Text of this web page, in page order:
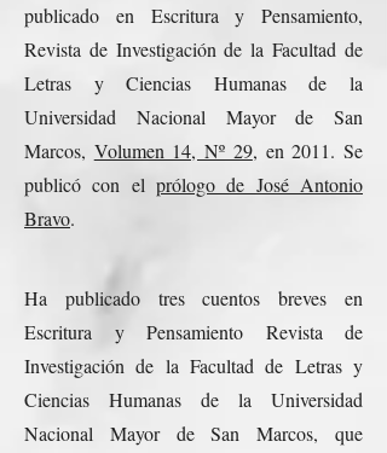
publicado en Escritura y Pensamiento,
Revista de Investigación de la Facultad de
Letras y Ciencias Humanas de la
Universidad Nacional Mayor de San
Marcos, Volumen 14, Nº 29, en 2011. Se
publicó con el prólogo de José Antonio
Bravo.
Ha publicado tres cuentos breves en
Escritura y Pensamiento Revista de
Investigación de la Facultad de Letras y
Ciencias Humanas de la Universidad
Nacional Mayor de San Marcos, que